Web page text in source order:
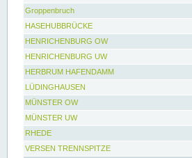
Groppenbruch
HASEHUBBRÜCKE
HENRICHENBURG OW
HENRICHENBURG UW
HERBRUM HAFENDAMM
LÜDINGHAUSEN
MÜNSTER OW
MÜNSTER UW
RHEDE
VERSEN TRENNSPITZE